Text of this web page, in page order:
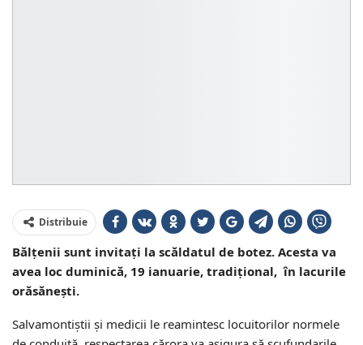
Distribuie
Bălțenii sunt invitați la scăldatul de botez. Acesta va
avea loc duminică, 19 ianuarie, tradițional, în lacurile
orăsănești.
Salvamontiștii și medicii le reamintesc locuitorilor normele